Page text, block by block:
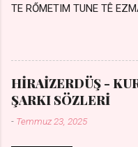
TE RŐMETIM TUNE TÊ
Silinmis yarıda. Hasretin
Yaralı adamım. Sensizlik
kalbimde Bir sızı
dile şevên min Teng e
geceler Sensiz her
HİRAİZERDÜŞ -
ŞARKI SÖZLERİ
- Temmuz 23, 2025